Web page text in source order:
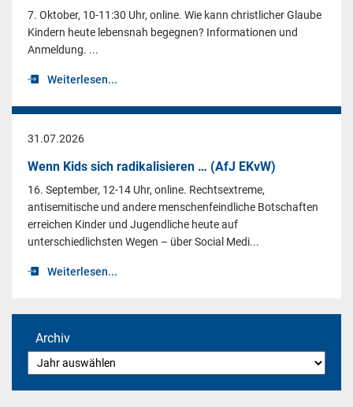
7. Oktober, 10-11:30 Uhr, online. Wie kann christlicher Glaube
Kindern heute lebensnah begegnen? Informationen und
Anmeldung. ...
Weiterlesen...
31.07.2026
Wenn Kids sich radikalisieren … (AfJ EKvW)
16. September, 12-14 Uhr, online. Rechtsextreme,
antisemitische und andere menschenfeindliche Botschaften
erreichen Kinder und Jugendliche heute auf
unterschiedlichsten Wegen – über Social Medi...
Weiterlesen...
Archiv